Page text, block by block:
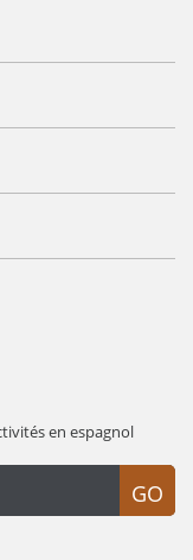
en espagnol
GO